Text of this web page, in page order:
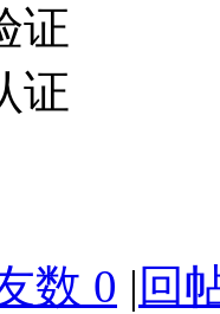
证
证
数 0 | 回